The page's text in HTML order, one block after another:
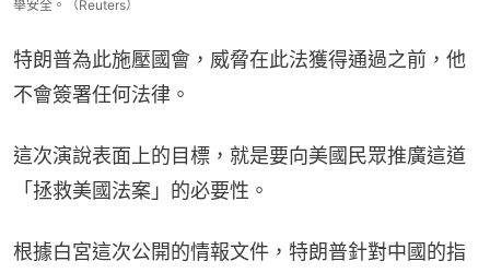
舉安全。（Reuters）
特朗普為此施壓國會，威脅在此法獲得通過之前，他
不會簽署任何法律。
這次演說表面上的目標，就是要向美國民眾推廣這道
「拯救美國法案」的必要性。
根據白宮這次公開的情報文件，特朗普針對中國的指